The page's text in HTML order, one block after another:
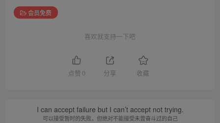
会员免费
喜欢就支持一下吧
点赞 0 分享 收藏
I can accept failure but I can’t accept not trying.
可以接受暂时的失败，但绝对不能接受未曾奋斗过的自己